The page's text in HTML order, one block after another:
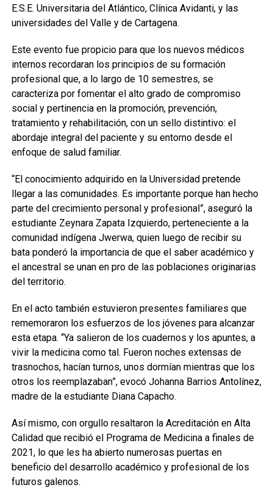
E.S.E. Universitaria del Atlántico, Clínica Avidanti, y las
universidades del Valle y de Cartagena.
Este evento fue propicio para que los nuevos médicos
internos recordaran los principios de su formación
profesional que, a lo largo de 10 semestres, se
caracteriza por fomentar el alto grado de compromiso
social y pertinencia en la promoción, prevención,
tratamiento y rehabilitación, con un sello distintivo: el
abordaje integral del paciente y su entorno desde el
enfoque de salud familiar.
“El conocimiento adquirido en la Universidad pretende
llegar a las comunidades. Es importante porque han hecho
parte del crecimiento personal y profesional”, aseguró la
estudiante Zeynara Zapata Izquierdo, perteneciente a la
comunidad indígena Jwerwa, quien luego de recibir su
bata ponderó la importancia de que el saber académico y
el ancestral se unan en pro de las poblaciones originarias
del territorio.
En el acto también estuvieron presentes familiares que
rememoraron los esfuerzos de los jóvenes para alcanzar
esta etapa. “Ya salieron de los cuadernos y los apuntes, a
vivir la medicina como tal. Fueron noches extensas de
trasnochos, hacían turnos, unos dormían mientras que los
otros los reemplazaban”, evocó Johanna Barrios Antolínez,
madre de la estudiante Diana Capacho.
Así mismo, con orgullo resaltaron la Acreditación en Alta
Calidad que recibió el Programa de Medicina a finales de
2021, lo que les ha abierto numerosas puertas en
beneficio del desarrollo académico y profesional de los
futuros galenos.